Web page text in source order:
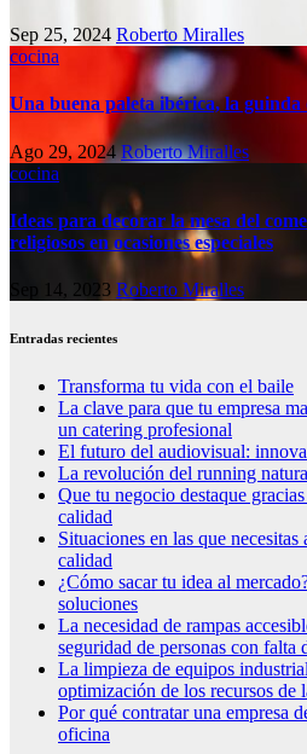
Sep 25, 2024 Roberto Miralles
cocina
Una buena paleta ibérica, la guinda
Ago 29, 2024Roberto Miralles
cocina
Ideas para decorar la mesa del
religiosos en ocasiones especiales
Sep 14, 2023 Roberto Miralles
Entradas recientes
Transforma tu vida con el baile
La clave para que tu empresa marque la diferencia, contrata
un catering profesional
El futuro del audiovisual:
La revolución del running
Que tu negocio destaque gracias a un trabajo de rotulación de
calidad
Situaciones en las que necesitas acudir a un osteópata de
calidad
¿Cómo sacar tu idea al mercado? Art Aurea Studio tiene las
soluciones
La necesidad de rampas accesibles de calidad para la
seguridad de personas con falta
La limpieza de equipos industriales como factor clave en la
optimización de los recursos de
Por qué contratar una empresa de limpieza profesional para la
oficina